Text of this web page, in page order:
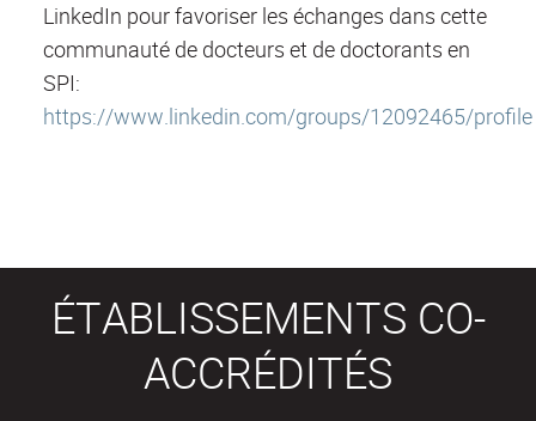
LinkedIn pour favoriser les échanges dans cette
communauté de docteurs et de doctorants en
SPI:
https://www.linkedin.com/groups/12092465/profile
ÉTABLISSEMENTS CO-
ACCRÉDITÉS